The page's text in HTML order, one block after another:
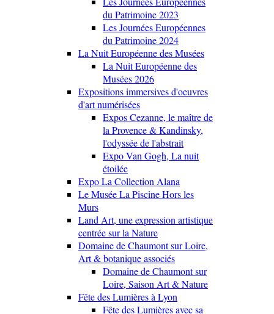
du Patrimoine 2023
Les Journées Européennes
du Patrimoine 2024
La Nuit Européenne des Musées
La Nuit Européenne des
Musées 2026
Expositions immersives d'oeuvres
d'art numérisées
Expos Cezanne, le maître de
la Provence & Kandinsky,
l'odyssée de l'abstrait
Expo Van Gogh, La nuit
étoilée
Expo La Collection Alana
Le Musée La Piscine Hors les
Murs
Land Art, une expression artistique
centrée sur la Nature
Domaine de Chaumont sur Loire,
Art & botanique associés
Domaine de Chaumont sur
Loire, Saison Art & Nature
Fête des Lumières à Lyon
Fête des Lumières avec sa